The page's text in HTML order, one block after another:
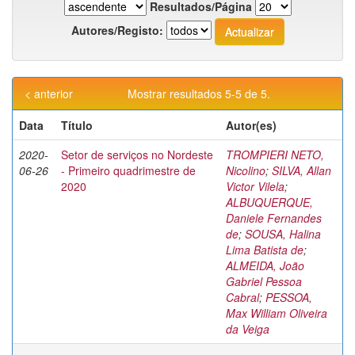
Resultados/Página
Autores/Registo:
Mostrar resultados 5-5 de 5.
< anterior
Data
Título
Autor(es)
2020-
06-26
Setor de serviços no Nordeste
- Primeiro quadrimestre de
2020
TROMPIERI NETO,
Nicolino; SILVA, Allan
Victor Vilela;
ALBUQUERQUE,
Daniele Fernandes
de; SOUSA, Halina
Lima Batista de;
ALMEIDA, João
Gabriel Pessoa
Cabral; PESSOA,
Max William Oliveira
da Veiga